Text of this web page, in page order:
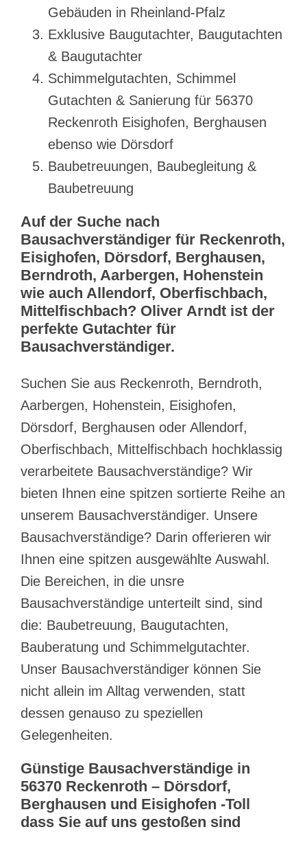
Gebäuden in Rheinland-Pfalz
Exklusive Baugutachter, Baugutachten
& Baugutachter
Schimmelgutachten, Schimmel
Gutachten & Sanierung für 56370
Reckenroth Eisighofen, Berghausen
ebenso wie Dörsdorf
Baubetreuungen, Baubegleitung &
Baubetreuung
Auf der Suche nach
Bausachverständiger für Reckenroth,
Eisighofen, Dörsdorf, Berghausen,
Berndroth, Aarbergen, Hohenstein
wie auch Allendorf, Oberfischbach,
Mittelfischbach? Oliver Arndt ist der
perfekte Gutachter für
Bausachverständiger.
Suchen Sie aus Reckenroth, Berndroth,
Aarbergen, Hohenstein, Eisighofen,
Dörsdorf, Berghausen oder Allendorf,
Oberfischbach, Mittelfischbach hochklassig
verarbeitete Bausachverständige? Wir
bieten Ihnen eine spitzen sortierte Reihe an
unserem Bausachverständiger. Unsere
Bausachverständige? Darin offerieren wir
Ihnen eine spitzen ausgewählte Auswahl.
Die Bereichen, in die unsre
Bausachverständige unterteilt sind, sind
die: Baubetreuung, Baugutachten,
Bauberatung und Schimmelgutachter.
Unser Bausachverständiger können Sie
nicht allein im Alltag verwenden, statt
dessen genauso zu speziellen
Gelegenheiten.
Günstige Bausachverständige in
56370 Reckenroth – Dörsdorf,
Berghausen und Eisighofen -Toll
dass Sie auf uns gestoßen sind